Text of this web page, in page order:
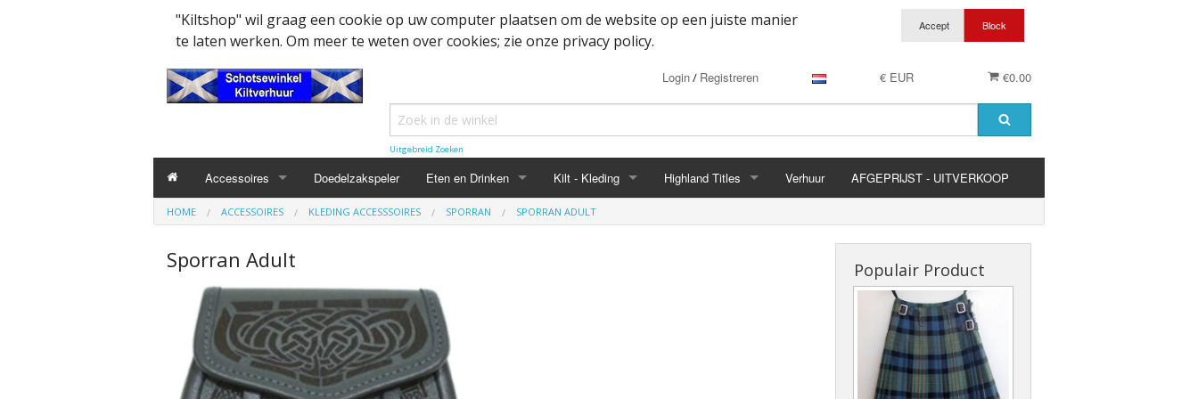
"Kiltshop" wil graag een cookie op uw computer plaatsen om de website op een juiste manier
te laten werken. Om meer te weten over cookies; zie onze privacy policy.
€0.00
€ EUR
Login/ Registreren
Uitgebreid Zoeken
Accessoires
Kleding accesssoiresBelt
Buckle
Cap Badges
Flashes
Collector items en Curiosa
Militairy Collector items
Wapenschild
Decoratie
Doedelzak - Piper - muziek benodigdheden
Mondkapjes
Doedelzakspeler Eten en Drinken
Haggis
Mokken
Whisky
Kilt - Kleding
Belted kilt - Great kilt
Highland Titles Verhuur AFGEPRIJST - UITVERKOOP
HOME ACCESSOIRES KLEDING ACCESSSOIRES SPORRAN SPORRAN ADULT
Sporran Adult Populair Product